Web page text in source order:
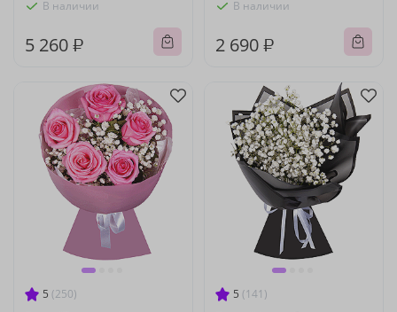
В наличии
5 260 ₽
В наличии
2 690 ₽
5 (250) 5 (141)